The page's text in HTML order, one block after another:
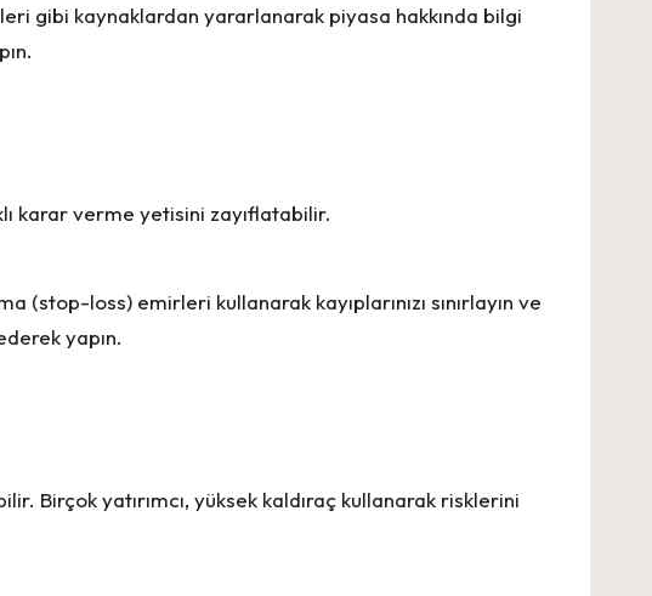
gibi kaynaklardan yararlanarak piyasa hakkında bilgi
karar verme yetisini zayıflatabilir.
loss) emirleri kullanarak kayıplarınızı sınırlayın ve
yapın.
Birçok yatırımcı, yüksek kaldıraç kullanarak risklerini